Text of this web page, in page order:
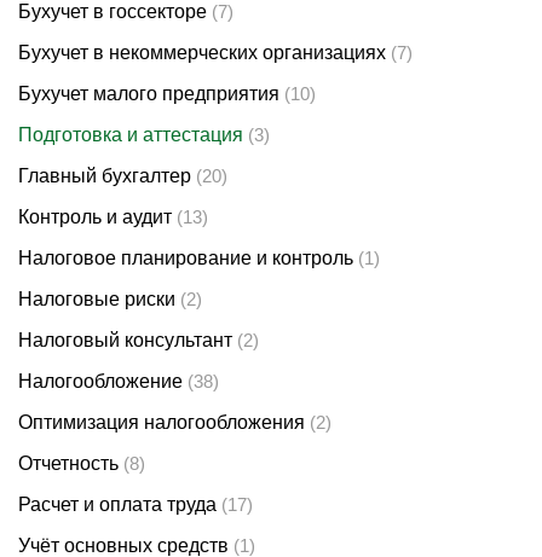
Бухучет в госсекторе (7)
Бухучет в некоммерческих организациях (7)
Бухучет малого предприятия (10)
Подготовка и аттестация (3)
Главный бухгалтер (20)
Контроль и аудит (13)
Налоговое планирование и контроль (1)
Налоговые риски (2)
Налоговый консультант (2)
Налогообложение (38)
Оптимизация налогообложения (2)
Отчетность (8)
Расчет и оплата труда (17)
Учёт основных средств (1)